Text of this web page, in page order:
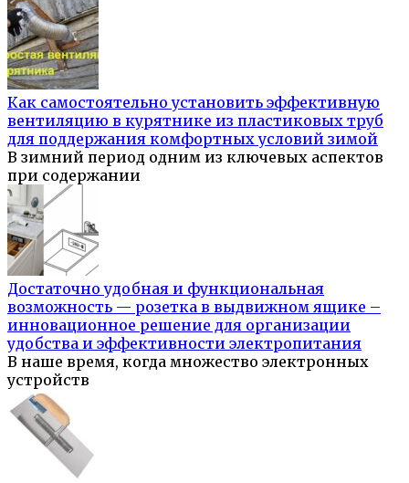
Как самостоятельно установить эффективную
вентиляцию в курятнике из пластиковых труб
для поддержания комфортных условий зимой
В зимний период одним из ключевых аспектов
при содержании
Достаточно удобная и функциональная
возможность — розетка в выдвижном ящике –
инновационное решение для организации
удобства и эффективности электропитания
В наше время, когда множество электронных
устройств